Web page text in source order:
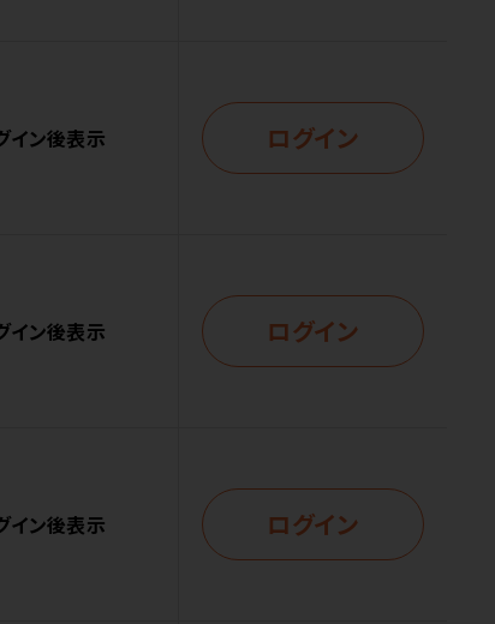
イン後表示 ログイン
イン後表示 ログイン
イン後表示 ログイン